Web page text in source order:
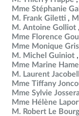
Mme Stéphanie
M. Frank Giletti
M. Antoine Golliot
Mme Florence
Mme Monique
M. Michel Guiniot
Mme Marine
M. Laurent
Mme Tiffany
Mme Sylvie
Mme Hélène
M. Robert Le